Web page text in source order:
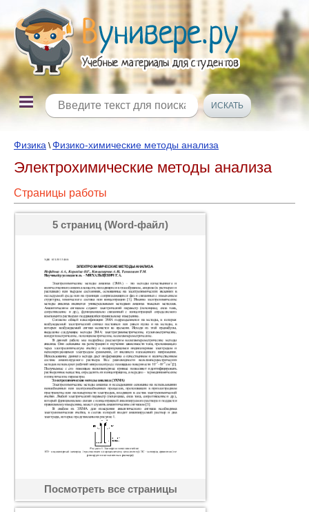
Физика \Физико-химические методы анализа
Электрохимические методы анализа
Страницы работы
5 страниц (Word-файл)
Посмотреть все страницы